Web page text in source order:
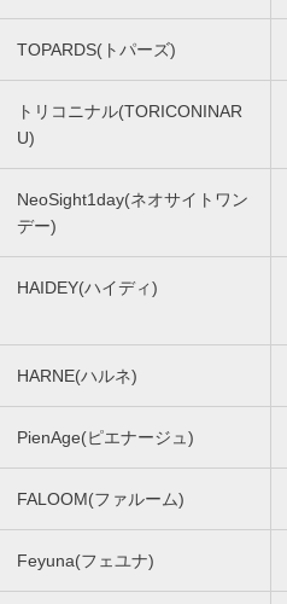
TOPARDS(トパーズ)
トリコニナル(TORICONINAR
U)
NeoSight1day(ネオサイトワン
デー)
HAIDEY(ハイディ)
HARNE(ハルネ)
PienAge(ピエナージュ)
FALOOM(ファルーム)
Feyuna(フェユナ)